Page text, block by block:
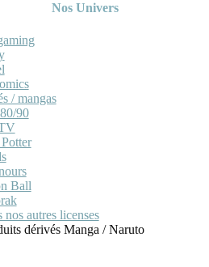
Nos Univers
/ mangas
90
Ball
nos autres licenses
dérivés Manga /Naruto